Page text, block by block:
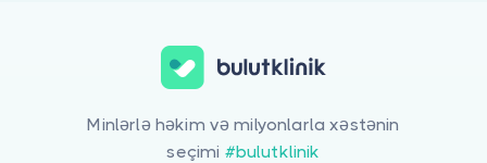
Minlərlə həkim və milyonlarla xəstənin
seçimi #bulutklinik